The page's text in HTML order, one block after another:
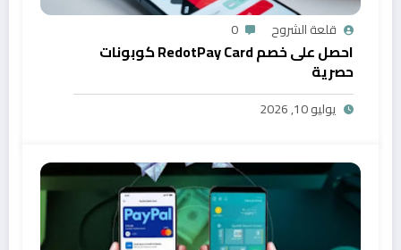
قلعة الشروح 0
احصل على خصم RedotPay Card كوبونات
حصرية
يوليو 10, 2026